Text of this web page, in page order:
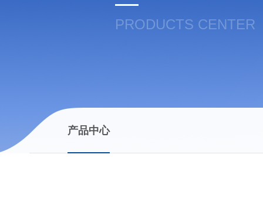
PRODUCTS CENTER
产品中心